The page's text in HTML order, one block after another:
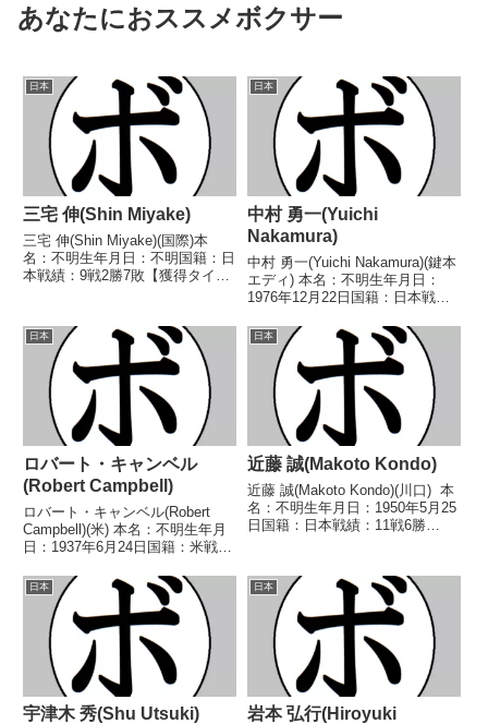
あなたにおススメボクサー
日本
三宅 伸(Shin Miyake)
三宅 伸(Shin Miyake)(国際)本
名：不明生年月日：不明国籍：日
本戦績：9戦2勝7敗【獲得タイト
日本)1946/03/11 ○4R判定 (採点
不明) 近藤...
日本
中村 勇一(Yuichi
Nakamura)
中村 勇一(Yuichi Nakamura)(鍵本
エディ) 本名：不明生年月日：
1976年12月22日国籍：日本戦
トル】なし 【戦歴】
1995/11/19 ●3RKO 杉田 竜平
(畑中)1996/05...
日本
ロバート・キャンベル
(Robert Campbell)
ロバート・キャンベル(Robert
Campbell)(米) 本名：不明生年月
日：1937年6月24日国籍：米戦
ル】なし 【戦歴】1961/07/27
△6R判定 (採点不明) 川口 豊(興
伸)1962/01...
日本
近藤 誠(Makoto Kondo)
近藤 誠(Makoto Kondo)(川口) 本
名：不明生年月日：1950年5月25
日国籍：日本戦績：11戦6勝
●3RKO 佐々木 正己(ヨネク
ラ)1968/06/1...
日本
宇津木 秀(Shu Utsuki)
日本
岩本 弘行(Hiroyuki